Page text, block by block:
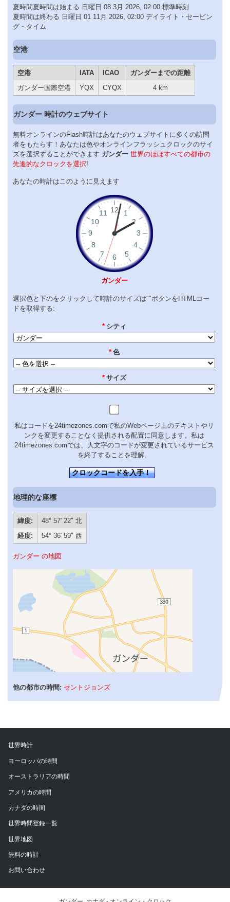
夏時間夏時間は始まる 日曜日 08 3月 2026, 02:00 標準時刻
夏時間は終わる 日曜日 01 11月 2026, 02:00 デイライト・セービン
グ・タイム
空港
空港 IATA ICAO
ガンダーまでの距離
ガンダー国際空港
YQX CYQX 4 km
ガンダー 時計のウェブサイト
無料オンラインのFlash時計はあなたのウェブサイトに多くの訪問
者をもたらす！あなたは色やオンラインフラッシュクロックのサイ
ズを選択することができます ガンダー 世界のほぼすべての都市の
先進的なクロックを選択!
あなたの時計はこのように見えます
ガンダー
選択色と下のをクリックして時計のサイズは""ボタンをHTMLコー
ドを取得する:
* シティ
* 色
* サイズ
私はコードを24timezones.comで私のWebページ上のテキストやリ
ンクを変更することなく提供される配置に同意します。私は
24timezones.comでは、大文字のコードが変更されているサービス
を終了することを理解。
クロックコードを入手！
地理的な座標
緯度:
48° 57′ 22″ 北
経度:
54° 36′ 59″ 西
ガンダー の地図
他の都市の時間: セントジョンズ
世界時計
ヨーロッパの時間
オーストラリアの時間
アメリカの時間
カナダの時間
世界時間登録一覧
世界地図
無料の時計
お問い合わせ